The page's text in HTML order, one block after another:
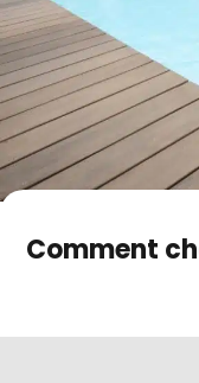
Contact
Mode sombre
Comment